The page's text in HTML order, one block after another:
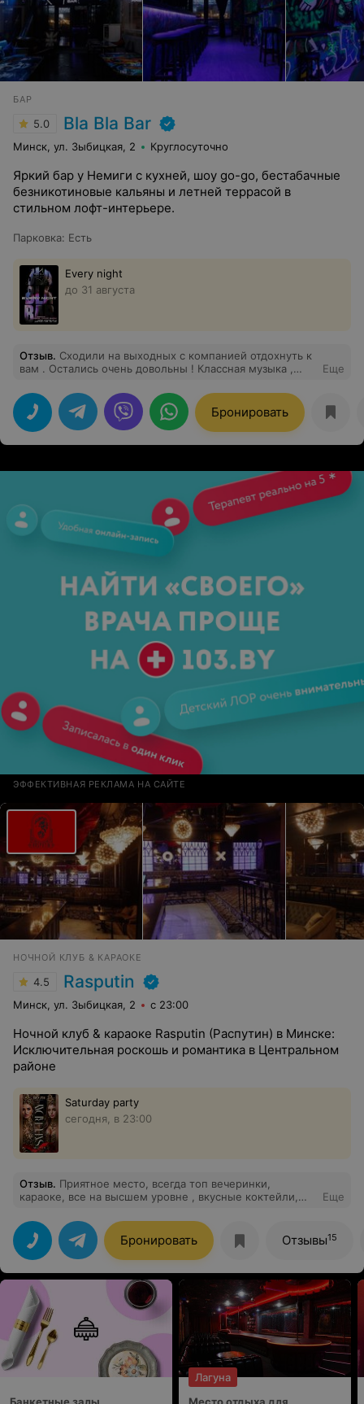
БАР
5.0 Bla Bla Bar
Минск, ул. Зыбицкая, 2 Круглосуточно
Яркий бар у Немиги с кухней, шоу go-go, бестабачные
безникотиновые кальяны и летней террасой в
стильном лофт-интерьере.
Парковка: Есть
Every night
до 31 августа
Отзыв. Сходили на выходных с компанией отдохнуть к
вам . Остались очень довольны ! Классная музыка ,
Еще
Бронировать
ЭФФЕКТИВНАЯ РЕКЛАМА НА САЙТЕ
НОЧНОЙ КЛУБ & КАРАОКЕ
4.5 Rasputin
Минск, ул. Зыбицкая, 2 с 23:00
Ночной клуб & караоке Rasputin (Распутин) в Минске:
Исключительная роскошь и романтика в Центральном
районе
Saturday party
сегодня, в 23:00
Отзыв. Приятное место, всегда топ вечеринки,
караоке, все на высшем уровне , вкусные коктейли,
Еще
Бронировать Отзывы15
Лагуна